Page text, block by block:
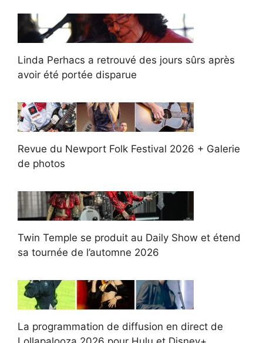
Linda Perhacs a retrouvé des jours sûrs après
avoir été portée disparue
Revue du Newport Folk Festival 2026 + Galerie
de photos
Twin Temple se produit au Daily Show et étend
sa tournée de l’automne 2026
La programmation de diffusion en direct de